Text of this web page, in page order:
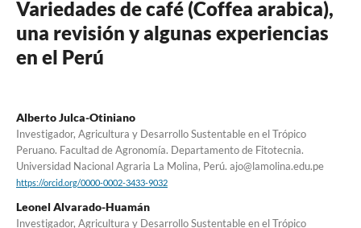
Variedades de café (Coffea arabica),
una revisión y algunas experiencias
en el Perú
Alberto Julca-Otiniano
Investigador, Agricultura y Desarrollo Sustentable en el Trópico
Peruano. Facultad de Agronomía. Departamento de Fitotecnia.
Universidad Nacional Agraria La Molina, Perú. ajo@lamolina.edu.pe
https://orcid.org/0000-0002-3433-9032
Leonel Alvarado-Huamán
Investigador, Agricultura y Desarrollo Sustentable en el Trópico